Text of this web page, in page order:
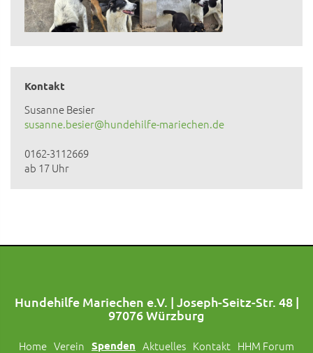
Kontakt
Susanne Besier
susanne.besier@hundehilfe-mariechen.de
0162-3112669
ab 17 Uhr
Hundehilfe Mariechen e.V. | Joseph-Seitz-Str. 48 |
97076 Würzburg
Home Verein Spenden Aktuelles Kontakt HHM Forum